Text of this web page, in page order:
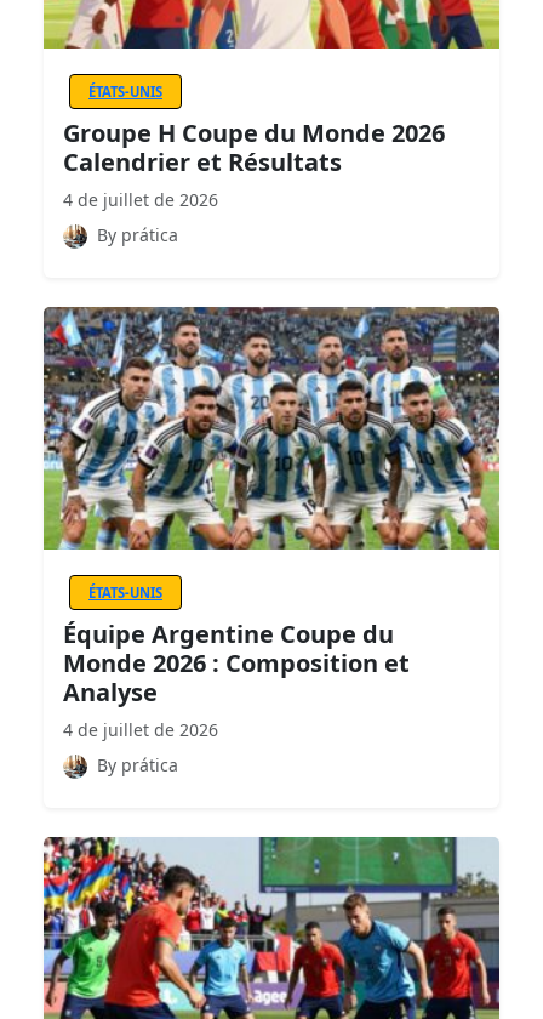
ÉTATS-UNIS
Groupe H Coupe du Monde 2026
Calendrier et Résultats
4 de juillet de 2026
By prática
ÉTATS-UNIS
Équipe Argentine Coupe du
Monde 2026 : Composition et
Analyse
4 de juillet de 2026
By prática